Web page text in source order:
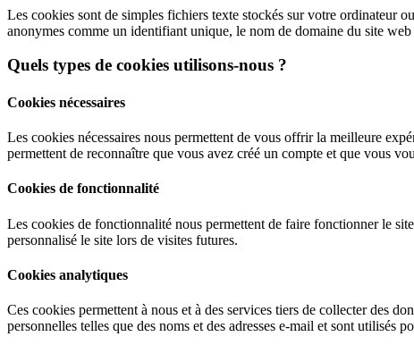
Les cookies sont de simples fichiers texte stockés sur votre ordinateur
anonymes comme un identifiant unique, le nom de domaine du site
Quels types de cookies utilisons-nous ?
Cookies nécessaires
Les cookies nécessaires nous permettent de vous offrir la meilleure
permettent de reconnaître que vous avez créé un compte et que vous
Cookies de fonctionnalité
Les cookies de fonctionnalité nous permettent de faire fonctionner le
personnalisé le site lors de visites futures.
Cookies analytiques
Ces cookies permettent à nous et à des services tiers de collecter des
personnelles telles que des noms et des adresses e-mail et sont utilisés